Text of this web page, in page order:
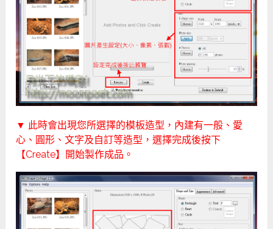
▼ 此時會出現您所選擇的模板造型，內建有一般、愛
心、圓形、文字及自訂等造型，選擇完成後按下
【Create】開始製作成品。